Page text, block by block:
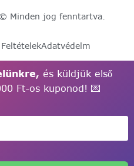
Minden jog fenntartva.
Adatvédelm
és küldjük első
Ft-os kuponod! 💌